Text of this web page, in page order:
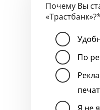
Почему Вы
«Трастбанк»?*
По